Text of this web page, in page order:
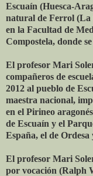
Escuaín (Huesca-
natural de Ferrol (La
en la Facultad de
Compostela, donde
El profesor Mari
compañeros de
2012 al pueblo de
maestra nacional,
en el Pirineo
de Escuaín y el
España, el de
El profesor Mari
por vocación (Ralph